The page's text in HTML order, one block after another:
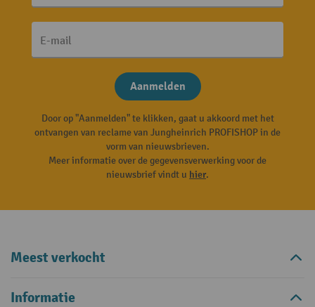
E-mail
Aanmelden
Door op "Aanmelden" te klikken, gaat u akkoord met het
ontvangen van reclame van Jungheinrich PROFISHOP in de
vorm van nieuwsbrieven.
Meer informatie over de gegevensverwerking voor de
nieuwsbrief vindt u hier.
Meest verkocht
Informatie